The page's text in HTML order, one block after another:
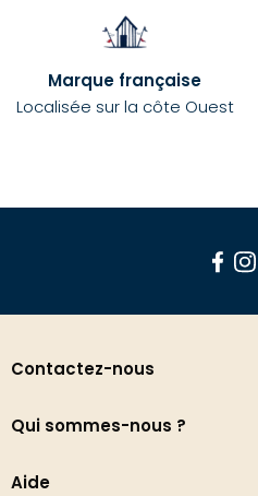
Marque française
Localisée sur la côte Ouest
Contactez-nous
Qui sommes-nous ?
Aide